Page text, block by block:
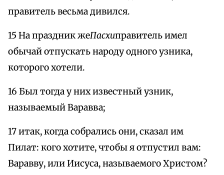
правитель весьма дивился.
15 На праздник жеПасхиправитель имел
обычай отпускать народу одного узника,
которого хотели.
16 Был тогда у них известный узник,
называемый Варавва;
17 итак, когда собрались они, сказал им
Пилат: кого хотите, чтобы я отпустил вам:
Варавву, или Иисуса, называемого Христом?